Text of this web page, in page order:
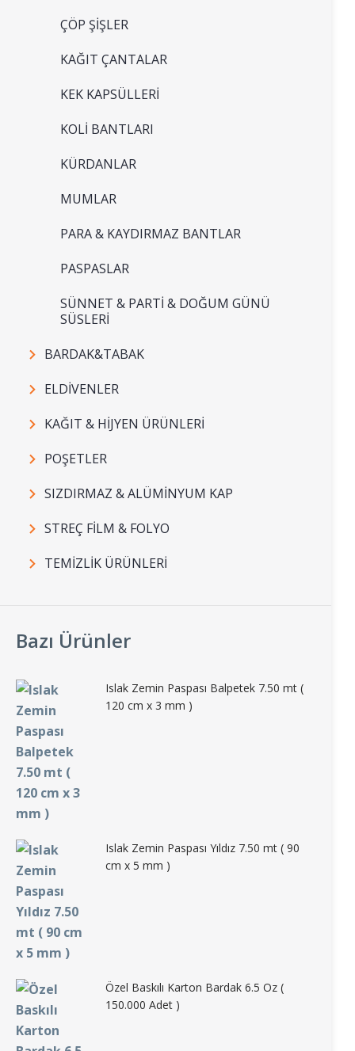
ÇÖP ŞİŞLER
KAĞIT ÇANTALAR
KEK KAPSÜLLERİ
KOLİ BANTLARI
KÜRDANLAR
MUMLAR
PARA & KAYDIRMAZ BANTLAR
PASPASLAR
SÜNNET & PARTİ & DOĞUM GÜNÜ
SÜSLERİ
BARDAK&TABAK
ELDİVENLER
KAĞIT & HİJYEN ÜRÜNLERİ
POŞETLER
SIZDIRMAZ & ALÜMİNYUM KAP
STREÇ FİLM & FOLYO
TEMİZLİK ÜRÜNLERİ
Bazı Ürünler
Islak Zemin Paspası Balpetek 7.50 mt (
120 cm x 3 mm )
Islak Zemin Paspası Yıldız 7.50 mt ( 90
cm x 5 mm )
Özel Baskılı Karton Bardak 6.5 Oz (
150.000 Adet )